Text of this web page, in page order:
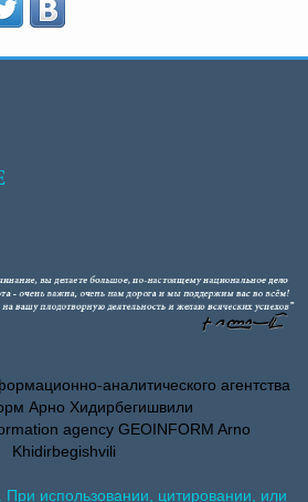
аналитического агентства
Арно Хидирбегишвили
agency GEOINFORM Arno
Khidirbegishvili
использовании, цитировании, или